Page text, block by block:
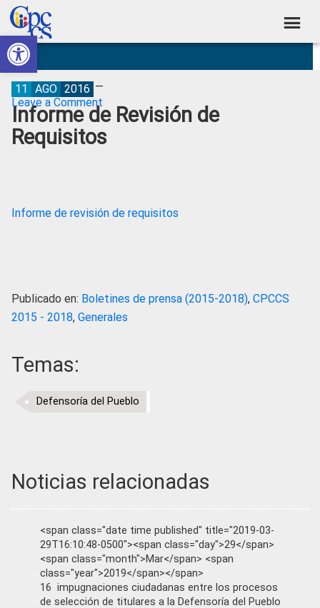
Abrir barra de herramientas
Skip
to
primary
navigation
Skip
to
main
content
Skip
to
primary
sidebar
Skip
to
footer
Consejo
de
Participación
Ciudadana
Construyendo
Poder
Ciudadano
Informe de Revisión de
Requisitos
11 AGO 2016
Leave a Comment
Informe de revisión de requisitos
Publicado en: Boletines de prensa (2015-2018), CPCCS
2015 - 2018, Generales
Temas:
Defensoría del Pueblo
Noticias relacionadas
<span class="date time published" title="2019-03-
29T16:10:48-0500"><span class="day">29</span>
<span class="month">Mar</span> <span
class="year">2019</span></span>
16 impugnaciones ciudadanas entre los procesos
de selección de titulares a la Defensoría del Pueblo